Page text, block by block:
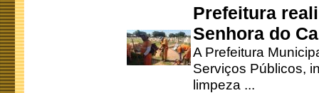
Prefeitura
Senhora do
A Prefeitura
Serviços Públicos,
limpeza ...